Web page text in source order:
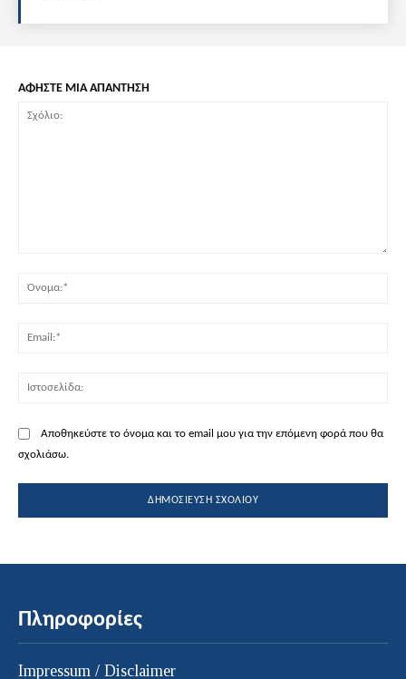
ΑΦΗΣΤΕ ΜΙΑ ΑΠΑΝΤΗΣΗ
Αποθηκεύστε το όνομα και το email μου για την επόμενη φορά που θα
σχολιάσω.
Πληροφορίες
Impressum / Disclaimer